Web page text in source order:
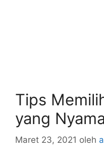
Tips
yang
Maret 23, 2021 oleh